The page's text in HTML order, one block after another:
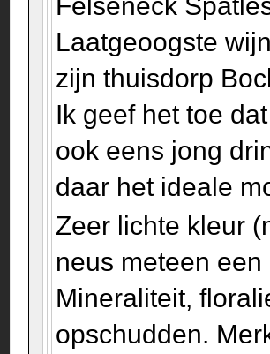
Felseneck
Laatgeoogste
zijn thuisdorp
Ik geef het toe
ook eens jong
daar het ideale
Zeer lichte kleur
neus meteen
Mineraliteit,
opschudden.